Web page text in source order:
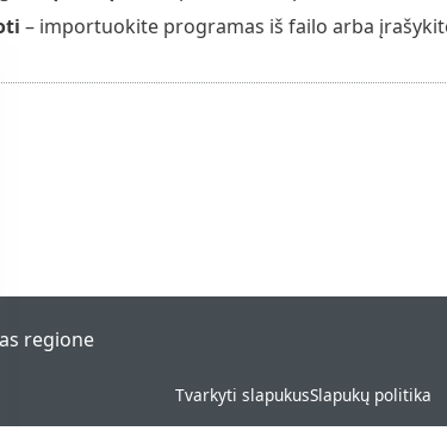
– importuokite programas iš failo arba
regione
Tvarkyti slapukusSlapukų politika